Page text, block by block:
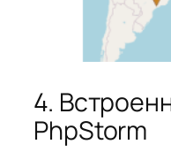
4.
PhpStorm